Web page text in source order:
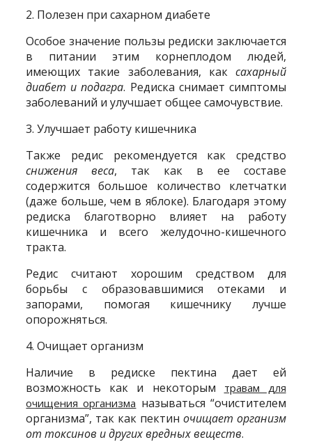
2. Полезен при сахарном диабете
Особое значение пользы редиски заключается
в питании этим корнеплодом людей,
имеющих такие заболевания, как сахарный
диабет и подагра. Редиска снимает симптомы
заболеваний и улучшает общее самочувствие.
3. Улучшает работу кишечника
Также редис рекомендуется как средство
снижения веса, так как в ее составе
содержится большое количество клетчатки
(даже больше, чем в яблоке). Благодаря этому
редиска благотворно влияет на работу
кишечника и всего желудочно-кишечного
тракта.
Редис считают хорошим средством для
борьбы с образовавшимися отеками и
запорами, помогая кишечнику лучше
опорожняться.
4. Очищает организм
Наличие в редиске пектина дает ей
возможность как и некоторым
травам для
очищения организма называться “очистителем
организма”, так как пектин очищает организм
от токсинов и других вредных веществ.